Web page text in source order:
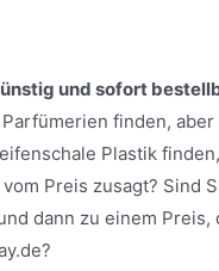
und sofort
finden, aber
Plastik finden,
Preis zusagt? Sind
dann zu einem Preis,